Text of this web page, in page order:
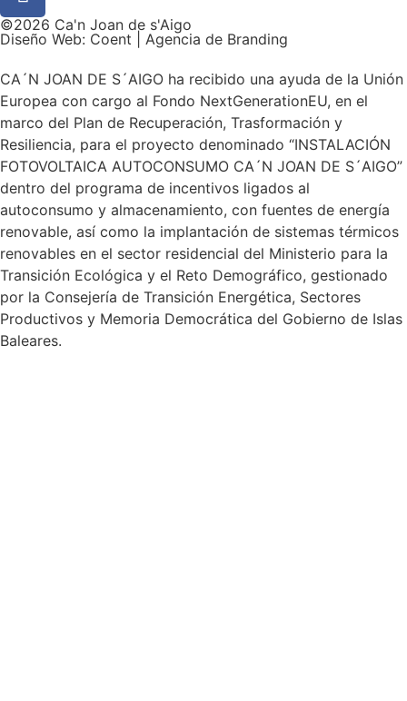
©2026 Ca'n Joan de s'Aigo
Diseño Web: Coent | Agencia de Branding
CA´N JOAN DE S´AIGO ha recibido una ayuda de la Unión
Europea con cargo al Fondo NextGenerationEU, en el
marco del Plan de Recuperación, Trasformación y
Resiliencia, para el proyecto denominado “INSTALACIÓN
FOTOVOLTAICA AUTOCONSUMO CA´N JOAN DE S´AIGO”
dentro del programa de incentivos ligados al
autoconsumo y almacenamiento, con fuentes de energía
renovable, así como la implantación de sistemas térmicos
renovables en el sector residencial del Ministerio para la
Transición Ecológica y el Reto Demográfico, gestionado
por la Consejería de Transición Energética, Sectores
Productivos y Memoria Democrática del Gobierno de Islas
Baleares.